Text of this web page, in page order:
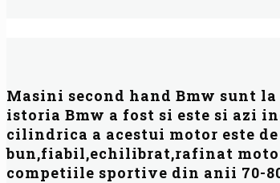
Masini second hand Bmw sunt
istoria Bmw a fost si este si azi
cilindrica a acestui motor este
bun,fiabil,echilibrat,rafinat motor
competiile sportive din anii 70-